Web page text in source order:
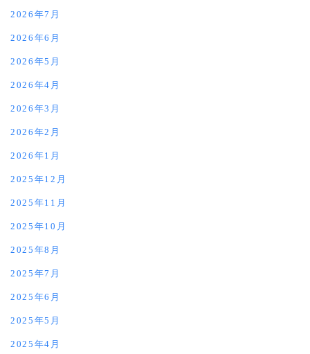
2026年7月
2026年6月
2026年5月
2026年4月
2026年3月
2026年2月
2026年1月
2025年12月
2025年11月
2025年10月
2025年8月
2025年7月
2025年6月
2025年5月
2025年4月